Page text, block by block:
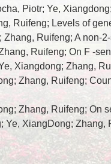
Piotr; Ye,
Ruifeng; Levels of
Zhang, Ruifeng; A non-
Ruifeng; On F -
Xiangdong; Zhang,
Zhang, Ruifeng;
Zhang, Ruifeng; On
Ye, XiangDong;